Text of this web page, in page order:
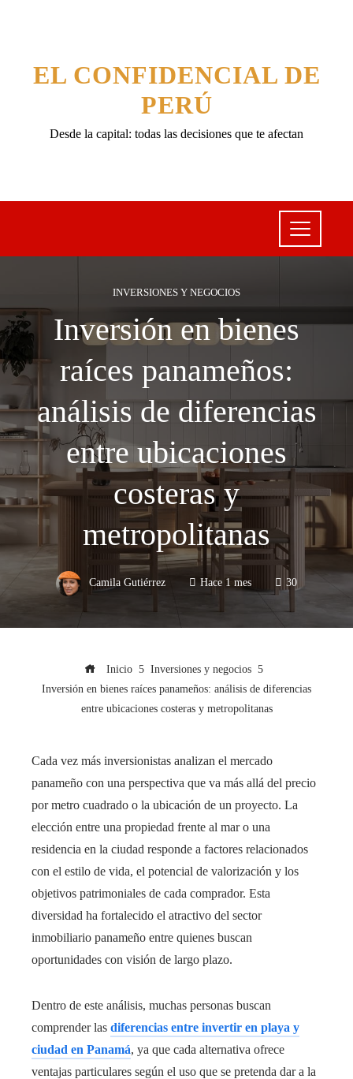
EL CONFIDENCIAL DE
PERÚ
Desde la capital: todas las decisiones que te afectan
INVERSIONES Y NEGOCIOS
Inversión en bienes
raíces panameños:
análisis de diferencias
entre ubicaciones
costeras y
metropolitanas
Camila Gutiérrez Hace 1 mes 30
Inicio
Inversiones y negocios
Inversión en bienes raíces panameños: análisis de diferencias
entre ubicaciones costeras y metropolitanas
Cada vez más inversionistas analizan el mercado
panameño con una perspectiva que va más allá del precio
por metro cuadrado o la ubicación de un proyecto. La
elección entre una propiedad frente al mar o una
residencia en la ciudad responde a factores relacionados
con el estilo de vida, el potencial de valorización y los
objetivos patrimoniales de cada comprador. Esta
diversidad ha fortalecido el atractivo del sector
inmobiliario panameño entre quienes buscan
oportunidades con visión de largo plazo.
Dentro de este análisis, muchas personas buscan
comprender las diferencias entre invertir en playa y
ciudad en Panamá, ya que cada alternativa ofrece
ventajas particulares según el uso que se pretenda dar a la